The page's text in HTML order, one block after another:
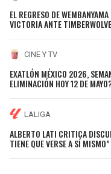
EL REGRESO DE
VICTORIA ANTE
CINE Y TV
EXATLÓN MÉXICO 2026,
ELIMINACIÓN HOY 12 DE
LALIGA
ALBERTO LATI CRITICA
TIENE QUE VERSE A SÍ MISMO”